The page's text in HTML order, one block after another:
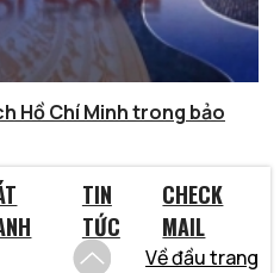
Hồ Chí Minh trong bảo
TIN
TỨC
CHECK
MAIL
Về đầu trang